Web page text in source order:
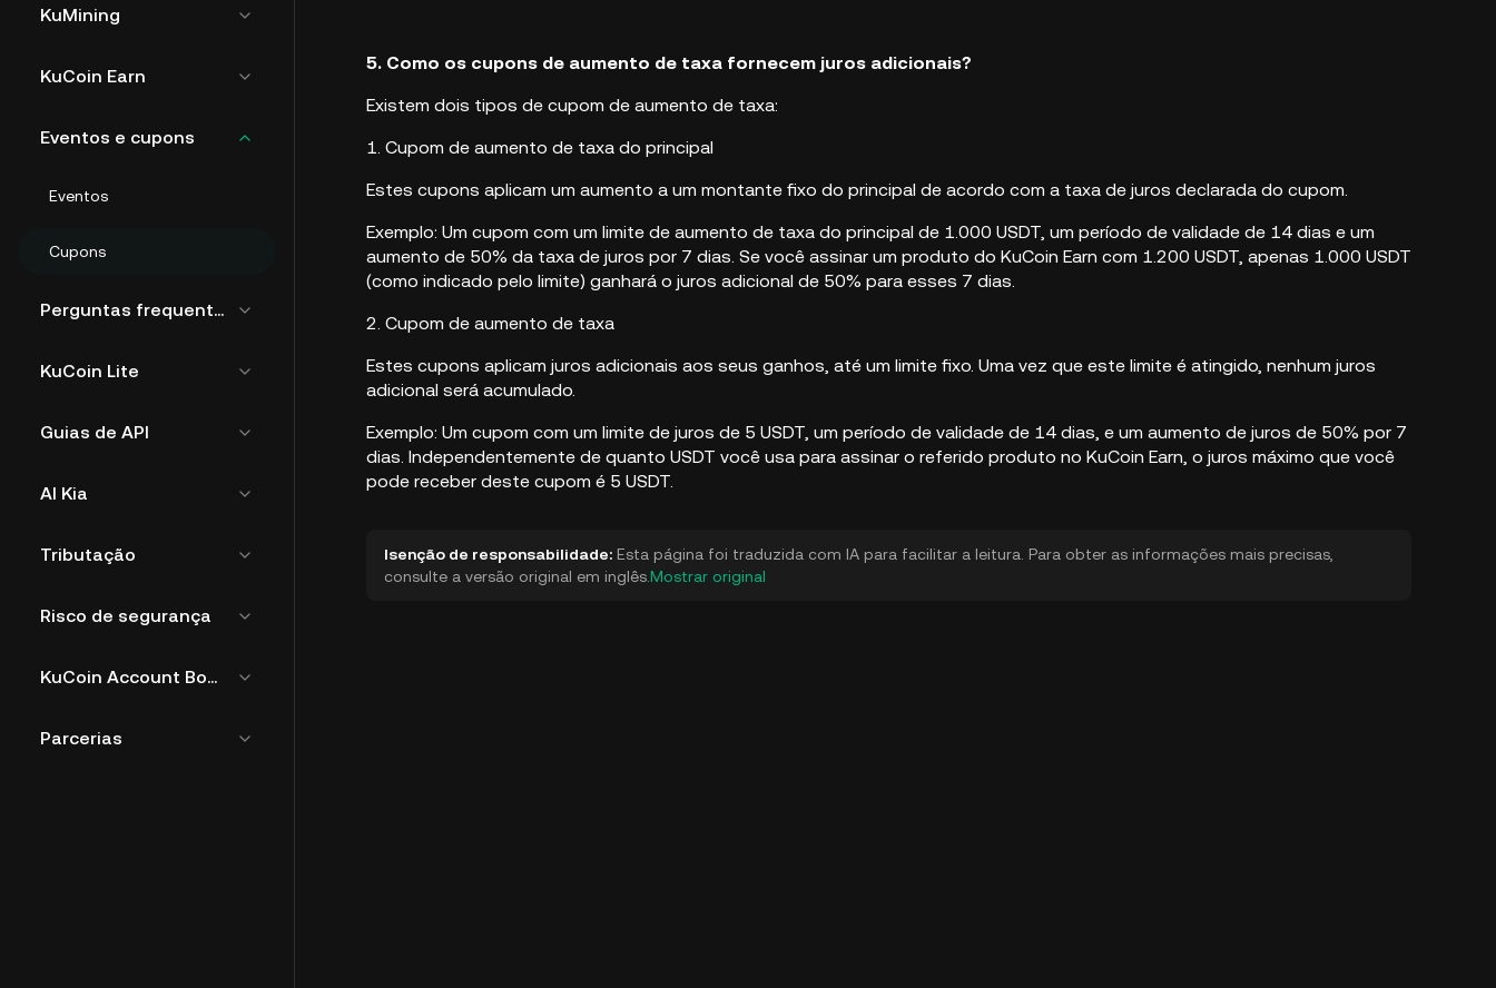
KuMining
KuCoin Earn
Eventos e cupons
Eventos
Cupons
Perguntas frequentes gerais
KuCoin Lite
Guias de API
AI Kia
Tributação
Risco de segurança
KuCoin Account Bound Token
Parcerias
5. Como os cupons de aumento de taxa fornecem juros adicionais?
Existem dois tipos de cupom de aumento de taxa:
1. Cupom de aumento de taxa do principal
Estes cupons aplicam um aumento a um montante fixo do principal de acordo com a taxa de juros declarada do cupom.
Exemplo: Um cupom com um limite de aumento de taxa do principal de 1.000 USDT, um período de validade de 14 dias e um
aumento de 50% da taxa de juros por 7 dias. Se você assinar um produto do KuCoin Earn com 1.200 USDT, apenas 1.000 USDT
(como indicado pelo limite) ganhará o juros adicional de 50% para esses 7 dias.
2. Cupom de aumento de taxa
Estes cupons aplicam juros adicionais aos seus ganhos, até um limite fixo. Uma vez que este limite é atingido, nenhum juros
adicional será acumulado.
Exemplo: Um cupom com um limite de juros de 5 USDT, um período de validade de 14 dias, e um aumento de juros de 50% por 7
dias. Independentemente de quanto USDT você usa para assinar o referido produto no KuCoin Earn, o juros máximo que você
pode receber deste cupom é 5 USDT.
Isenção de responsabilidade: Esta página foi traduzida com IA para facilitar a leitura. Para obter as informações mais precisas,
consulte a versão original em inglês.Mostrar original